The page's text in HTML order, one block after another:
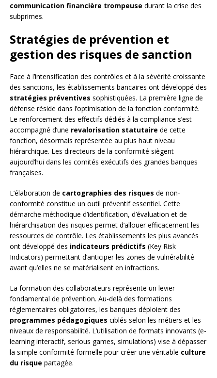
communication financière trompeuse durant la crise des
subprimes.
Stratégies de prévention et
gestion des risques de sanction
Face à l’intensification des contrôles et à la sévérité croissante
des sanctions, les établissements bancaires ont développé des
stratégies préventives sophistiquées. La première ligne de
défense réside dans l’optimisation de la fonction conformité.
Le renforcement des effectifs dédiés à la compliance s’est
accompagné d’une revalorisation statutaire de cette
fonction, désormais représentée au plus haut niveau
hiérarchique. Les directeurs de la conformité siègent
aujourd’hui dans les comités exécutifs des grandes banques
françaises.
L’élaboration de cartographies des risques de non-
conformité constitue un outil préventif essentiel. Cette
démarche méthodique d’identification, d’évaluation et de
hiérarchisation des risques permet d’allouer efficacement les
ressources de contrôle. Les établissements les plus avancés
ont développé des indicateurs prédictifs (Key Risk
Indicators) permettant d’anticiper les zones de vulnérabilité
avant qu’elles ne se matérialisent en infractions.
La formation des collaborateurs représente un levier
fondamental de prévention. Au-delà des formations
réglementaires obligatoires, les banques déploient des
programmes pédagogiques ciblés selon les métiers et les
niveaux de responsabilité. L’utilisation de formats innovants (e-
learning interactif, serious games, simulations) vise à dépasser
la simple conformité formelle pour créer une véritable culture
du risque partagée.